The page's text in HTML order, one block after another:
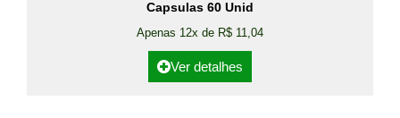
Capsulas 60 Unid
Apenas 12x de R$ 11,04
Ver detalhes